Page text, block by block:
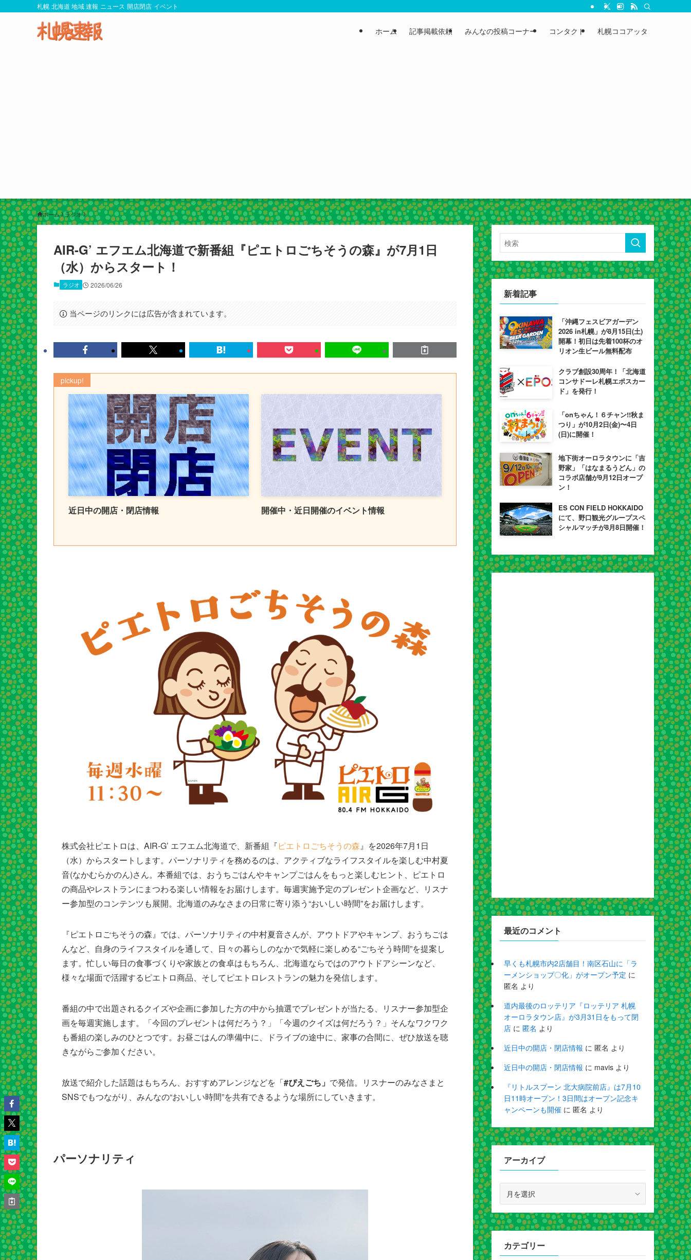
札幌 北海道 地域 速報 ニュース 開店閉店 イベント
ホーム 記事掲載依頼 みんなの投稿コーナー コンタクト 札幌ココアッタ
ホーム ラジオ
AIR-G’ エフエム北海道で新番組『ピエトロごちそうの森』が7月1日
（水）からスタート！
ラジオ 2026/06/26
当ページのリンクには広告が含まれています。
pickup!
近日中の開店・閉店情報 開催中・近日開催のイベント情報
株式会社ピエトロは、AIR-G’ エフエム北海道で、新番組『ピエトロごちそうの森』を2026年7月1日
（水）からスタートします。パーソナリティを務めるのは、アクティブなライフスタイルを楽しむ中村夏
音(なかむらかのん)さん。本番組では、おうちごはんやキャンプごはんをもっと楽しむヒント、ピエトロ
の商品やレストランにまつわる楽しい情報をお届けします。毎週実施予定のプレゼント企画など、リスナ
ー参加型のコンテンツも展開。北海道のみなさまの日常に寄り添う“おいしい時間”をお届けします。
『ピエトロごちそうの森』では、パーソナリティの中村夏音さんが、アウトドアやキャンプ、おうちごは
んなど、自身のライフスタイルを通して、日々の暮らしのなかで気軽に楽しめる“ごちそう時間”を提案し
ます。忙しい毎日の食事づくりや家族との食卓はもちろん、北海道ならではのアウトドアシーンなど、
様々な場面で活躍するピエトロ商品、そしてピエトロレストランの魅力を発信します。
番組の中で出題されるクイズや企画に参加した方の中から抽選でプレゼントが当たる、リスナー参加型企
画を毎週実施します。「今回のプレゼントは何だろう？」「今週のクイズは何だろう？」そんなワクワク
も番組の楽しみのひとつです。お昼ごはんの準備中に、ドライブの途中に、家事の合間に、ぜひ放送を聴
きながらご参加ください。
放送で紹介した話題はもちろん、おすすめアレンジなどを「#ぴえごち」 で発信。リスナーのみなさまと
SNSでもつながり、みんなの“おいしい時間”を共有できるような場所にしていきます。
パーソナリティ
新着記事
「沖縄フェスビアガーデン
2026 in札幌」が8月15日(土)
開幕！初日は先着100杯のオ
リオン生ビール無料配布
クラブ創設30周年！「北海道
コンサドーレ札幌エポスカー
ド」を発行！
「onちゃん！６チャン!!秋ま
つり」が10月2日(金)〜4日
(日)に開催！
地下街オーロラタウンに「吉
野家」「はなまるうどん」の
コラボ店舗が9月12日オープ
ン！
ES CON FIELD HOKKAIDO
にて、野口観光グループスペ
シャルマッチが8月8日開催！
最近のコメント
早くも札幌市内2店舗目！南区石山に「ラ
ーメンショップ〇化」がオープン予定 に
匿名 より
道内最後のロッテリア『ロッテリア 札幌
オーロラタウン店』が3月31日をもって閉
店 に 匿名 より
近日中の開店・閉店情報 に 匿名 より
近日中の開店・閉店情報 に mavis より
『リトルスプーン 北大病院前店』は7月10
日11時オープン！3日間はオープン記念キ
ャンペーンも開催 に 匿名 より
アーカイブ
カ
イ
ブ
カテゴリー